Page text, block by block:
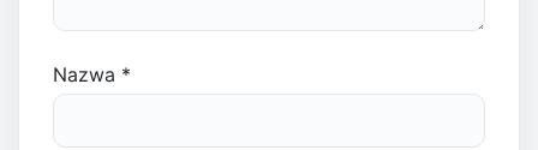
Nazwa *